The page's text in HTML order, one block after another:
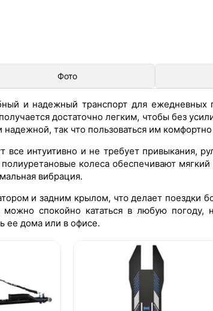
Фото
и надежный транспорт для ежедневных
достаточно легким, чтобы без
так что пользоваться им
интуитивно и не требует привыкания,
колеса обеспечивают
вибрация.
и задним крылом, что делает поездки
спокойно кататься в любую погоду,
ее дома или в офисе.